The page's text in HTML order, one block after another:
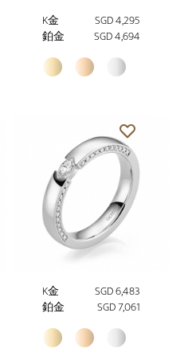
K金
SGD 4,295
鉑金
SGD 4,694
K金
SGD 6,483
鉑金
SGD 7,061